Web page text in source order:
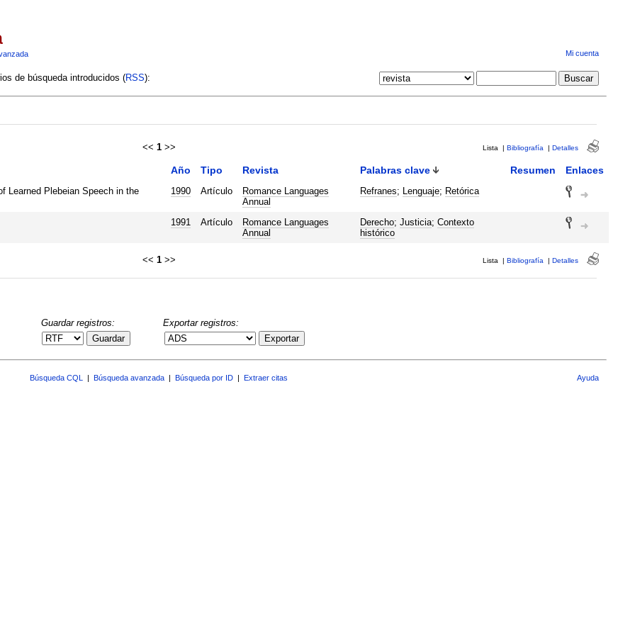
Mi cuenta
de búsqueda introducidos (RSS):
<< 1 >> Lista | Bibliografía | Detalles
Año Tipo Revista Palabras clave Resumen Enlaces
Learned Plebeian Speech in the
1990 Artículo
Romance Languages
Annual
Refranes; Lenguaje; Retórica
1991 Artículo
Romance Languages
Annual
Derecho; Justicia; Contexto
histórico
<< 1 >> Lista | Bibliografía | Detalles
Guardar registros:
Guardar
Exportar registros:
Exportar
Búsqueda CQL Búsqueda avanzada Búsqueda por ID Extraer citas Ayuda